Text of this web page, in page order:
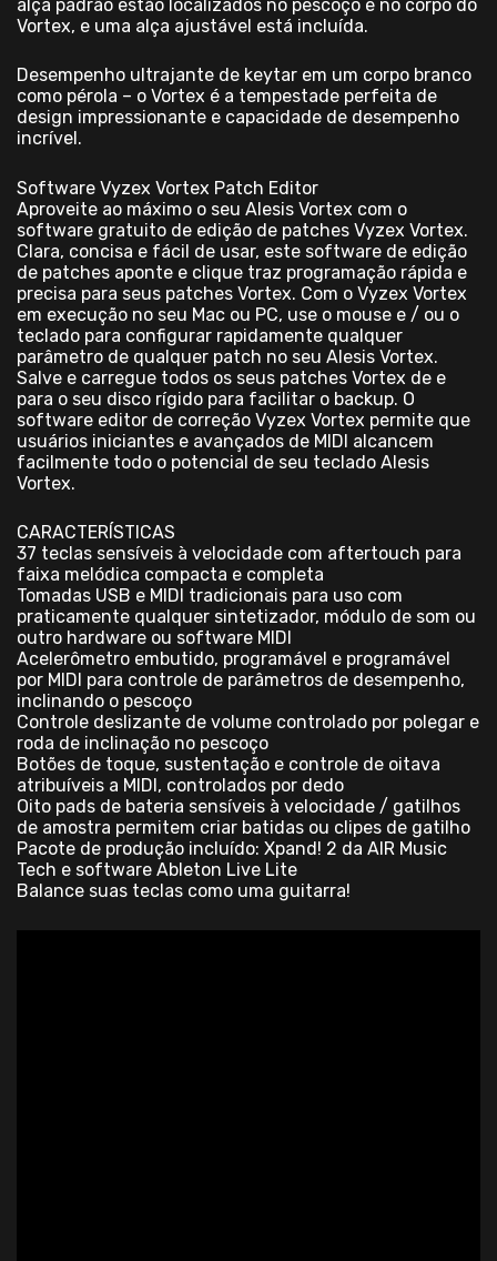
alça padrão estão localizados no pescoço e no corpo do
Vortex, e uma alça ajustável está incluída.
Desempenho ultrajante de keytar em um corpo branco
como pérola – o Vortex é a tempestade perfeita de
design impressionante e capacidade de desempenho
incrível.
Software Vyzex Vortex Patch Editor
Aproveite ao máximo o seu Alesis Vortex com o
software gratuito de edição de patches Vyzex Vortex.
Clara, concisa e fácil de usar, este software de edição
de patches aponte e clique traz programação rápida e
precisa para seus patches Vortex. Com o Vyzex Vortex
em execução no seu Mac ou PC, use o mouse e / ou o
teclado para configurar rapidamente qualquer
parâmetro de qualquer patch no seu Alesis Vortex.
Salve e carregue todos os seus patches Vortex de e
para o seu disco rígido para facilitar o backup. O
software editor de correção Vyzex Vortex permite que
usuários iniciantes e avançados de MIDI alcancem
facilmente todo o potencial de seu teclado Alesis
Vortex.
CARACTERÍSTICAS
37 teclas sensíveis à velocidade com aftertouch para
faixa melódica compacta e completa
Tomadas USB e MIDI tradicionais para uso com
praticamente qualquer sintetizador, módulo de som ou
outro hardware ou software MIDI
Acelerômetro embutido, programável e programável
por MIDI para controle de parâmetros de desempenho,
inclinando o pescoço
Controle deslizante de volume controlado por polegar e
roda de inclinação no pescoço
Botões de toque, sustentação e controle de oitava
atribuíveis a MIDI, controlados por dedo
Oito pads de bateria sensíveis à velocidade / gatilhos
de amostra permitem criar batidas ou clipes de gatilho
Pacote de produção incluído: Xpand! 2 da AIR Music
Tech e software Ableton Live Lite
Balance suas teclas como uma guitarra!